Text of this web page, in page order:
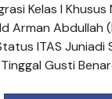
Kelas I
Arman Abdullah
ITAS Juniadi
Gusti